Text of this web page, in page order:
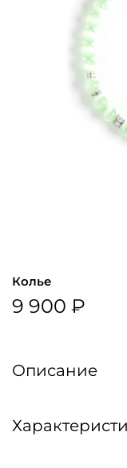
Колье
9 900 ₽
Описание